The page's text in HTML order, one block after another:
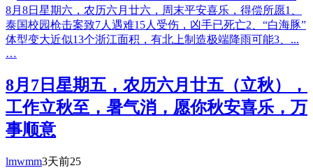
8月8日星期六，农历六月廿六，周末平安喜乐，得偿所愿1、
泰国校园枪击案致7人遇难15人受伤，凶手已死亡2、“白海豚”
体型变大近似13个浙江面积，有北上制造极端降雨可能3、...
…
8月7日星期五，农历六月廿五（立秋），
工作立秋至，暑气消，愿你秋安喜乐，万
事顺意
lmwmm3天前25